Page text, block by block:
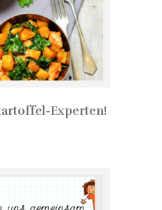
Experten!